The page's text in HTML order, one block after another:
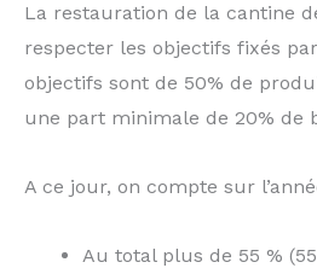
La restauration de la cantine
respecter les objectifs fixés
objectifs sont de 50% de
une part minimale de 20% de
A ce jour, on compte sur
Au total plus de 55 %